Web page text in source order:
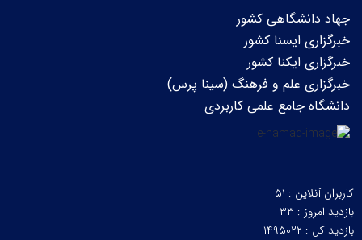
جهاد دانشگاهی کشور
خبرگزاری ایسنا کشور
خبرگزاری ایکنا کشور
خبرگزاری علم و فرهنگ (سینا پرس)
دانشگاه جامع علمی کاربردی
کاربران آنلاین : ۵۱
بازدید امروز : ۳۳
بازدید کل : ۱۴۹۵۰۲۲